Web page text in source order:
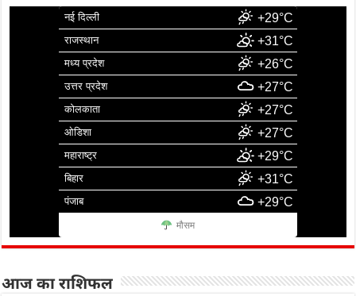
नई दिल्ली +29°C
राजस्थान +31°C
मध्य प्रदेश +26°C
उत्तर प्रदेश +27°C
कोलकाता +27°C
ओडिशा +27°C
महाराष्ट्र +29°C
बिहार +31°C
पंजाब +29°C
मौसम
आज का राशिफल